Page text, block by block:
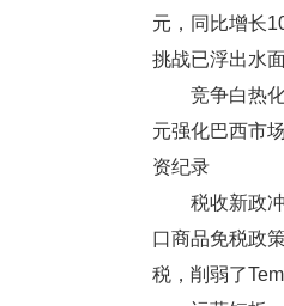
元，同比增长
挑战已浮出水面
竞争白热化
元强化巴西市
资纪录
税收新政冲
口商品免税政
税，削弱了